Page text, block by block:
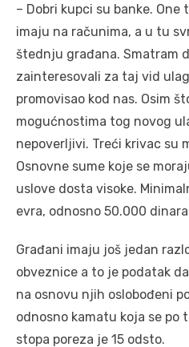
– Dobri kupci su banke.
imaju na računima, a u tu
štednju građana. Smatram
zainteresovali za taj vid
promovisao kod nas. Osim
mogućnostima tog novog
nepoverljivi. Treći krivac su
Osnovne sume koje se
uslove dosta visoke.
evra, odnosno 50.000
Građani imaju još jedan
obveznice a to je podatak
na osnovu njih oslobođeni
odnosno kamatu koja se po
stopa poreza je 15 odsto.